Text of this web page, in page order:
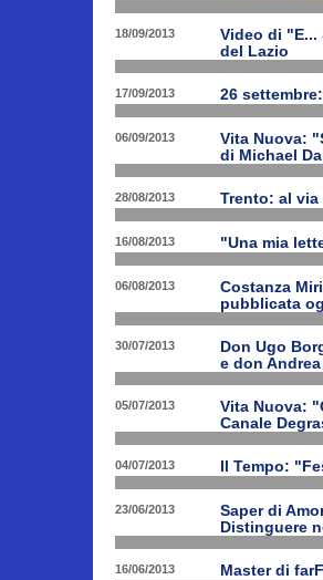
18/09/2013
Video di "E...
del Lazio
17/09/2013 26
06/09/2013
Vita Nuova:
di Michael
28/08/2013 Trento: al
16/08/2013 "Una mia
06/08/2013
Costanza
pubblicata
30/07/2013
Don Ugo
e don
05/07/2013
Vita Nuova:
Canale
04/07/2013 Il Tempo:
23/06/2013
Saper di
Distinguere
16/06/2013 Master di